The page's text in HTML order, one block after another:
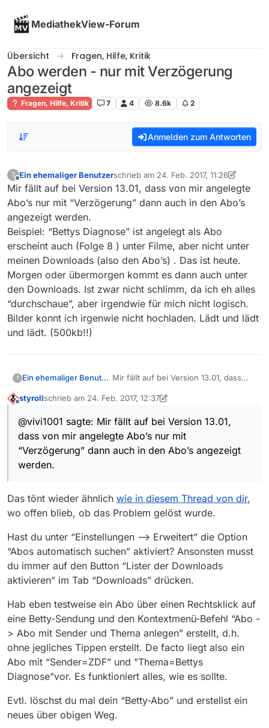
MediathekView-Forum
Übersicht Fragen, Hilfe, Kritik
Abo werden - nur mit Verzögerung
angezeigt
Fragen, Hilfe, Kritik 7 4 8.6k 2
Anmelden zum Antworten
?
Offline
Ein ehemaliger Benutzerschrieb am 24. Feb. 2017, 11:26
zuletzt editiert von alex
Mir fällt auf bei Version 13.01, dass von mir angelegte
Abo’s nur mit “Verzögerung” dann auch in den Abo’s
angezeigt werden.
Beispiel: “Bettys Diagnose” ist angelegt als Abo
erscheint auch (Folge 8 ) unter Filme, aber nicht unter
meinen Downloads (also den Abo’s) . Das ist heute.
Morgen oder übermorgen kommt es dann auch unter
den Downloads. Ist zwar nicht schlimm, da ich eh alles
“durchschaue”, aber irgendwie für mich nicht logisch.
Bilder konnt ich irgenwie nicht hochladen. Lädt und lädt
und lädt. (500kb!!)
? Ein ehemaliger Benutzer Mir fällt auf bei Version 13.01, dass
“Verzögerung” dann auch in den
Beispiel: “Bettys Diagnose” ist
angelegt als Abo erscheint auch
(Folge 8 ) unter Filme, aber nicht
unter meinen Downloads (also den
schlimm, da ich eh alles
“durchschaue”, aber irgendwie für
Bilder konnt ich irgenwie nicht
hochladen. Lädt und lädt und lädt.
(500kb!!)
styrollschrieb am 24. Feb. 2017, 12:37
zuletzt editiert von styroll
@vivi1001 sagte: Mir fällt auf bei Version 13.01,
dass von mir angelegte Abo’s nur mit
“Verzögerung” dann auch in den Abo’s angezeigt
werden.
Das tönt wieder ähnlich wie in diesem Thread von dir,
wo offen blieb, ob das Problem gelöst wurde.
Hast du unter “Einstellungen –> Erweitert” die Option
“Abos automatisch suchen” aktiviert? Ansonsten musst
du immer auf den Button “Lister der Downloads
aktivieren” im Tab “Downloads” drücken.
Hab eben testweise ein Abo über einen Rechtsklick auf
eine Betty-Sendung und den Kontextmenü-Befehl “Abo -
> Abo mit Sender und Thema anlegen” erstellt, d.h.
ohne jegliches Tippen erstellt. De facto liegt also ein
Abo mit “Sender=ZDF” und "Thema=Bettys
Diagnose"vor. Es funktioniert alles, wie es sollte.
Evtl. löschst du mal dein “Betty-Abo” und erstellst ein
neues über obigen Weg.